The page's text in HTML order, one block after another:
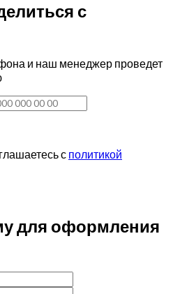
с
и наш менеджер проведет
с политикой
для оформления